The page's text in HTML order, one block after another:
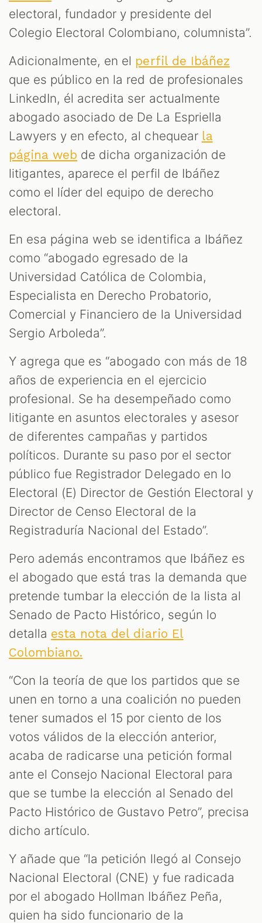
electoral, fundador y presidente del
Colegio Electoral Colombiano, columnista”.
Adicionalmente, en el perfil de Ibáñez
que es público en la red de profesionales
LinkedIn, él acredita ser actualmente
abogado asociado de De La Espriella
Lawyers y en efecto, al chequear la
página web de dicha organización de
litigantes, aparece el perfil de Ibáñez
como el líder del equipo de derecho
electoral.
En esa página web se identifica a Ibáñez
como “abogado egresado de la
Universidad Católica de Colombia,
Especialista en Derecho Probatorio,
Comercial y Financiero de la Universidad
Sergio Arboleda”.
Y agrega que es “abogado con más de 18
años de experiencia en el ejercicio
profesional. Se ha desempeñado como
litigante en asuntos electorales y asesor
de diferentes campañas y partidos
políticos. Durante su paso por el sector
público fue Registrador Delegado en lo
Electoral (E) Director de Gestión Electoral y
Director de Censo Electoral de la
Registraduría Nacional del Estado”.
Pero además encontramos que Ibáñez es
el abogado que está tras la demanda que
pretende tumbar la elección de la lista al
Senado de Pacto Histórico, según lo
detalla esta nota del diario El
Colombiano.
“Con la teoría de que los partidos que se
unen en torno a una coalición no pueden
tener sumados el 15 por ciento de los
votos válidos de la elección anterior,
acaba de radicarse una petición formal
ante el Consejo Nacional Electoral para
que se tumbe la elección al Senado del
Pacto Histórico de Gustavo Petro”, precisa
dicho artículo.
Y añade que “la petición llegó al Consejo
Nacional Electoral (CNE) y fue radicada
por el abogado Hollman Ibáñez Peña,
quien ha sido funcionario de la